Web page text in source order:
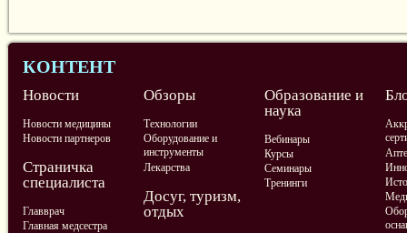
КОНТЕНТ
Новости
Новости медицины
Новости партнеров
Обзоры
Технологии
Оборудование и
инструменты
Лекарства
Образование и
наука
Вебинары
Курсы
Семинары
Тренинги
Страничка
специалиста
Главврач
Главная медсестра
Досуг, туризм,
отдых